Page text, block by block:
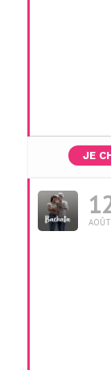
JE
UNE
AOÛT